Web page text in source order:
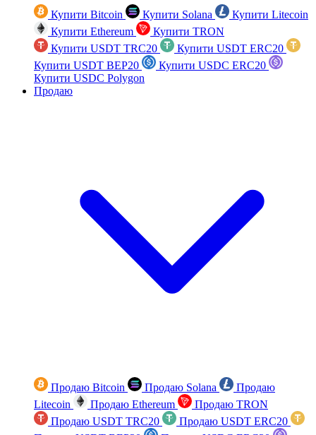
Купити Bitcoin Купити Solana
Купити Litecoin
Купити Ethereum
Купити TRON
Купити USDT TRC20
Купити USDT ERC20
Купити USDT BEP20
Купити USDC ERC20
Купити USDC Polygon
Продаю
Продаю Bitcoin Продаю Solana
Продаю
Litecoin
Продаю Ethereum
Продаю TRON
Продаю USDT TRC20
Продаю USDT ERC20